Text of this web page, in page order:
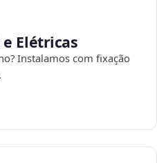
Elétricas
Instalamos com fixação